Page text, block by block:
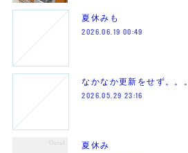
夏休みも
2026.06.19 00:49
なかなか更新をせず。。。
2026.05.29 23:16
夏休み